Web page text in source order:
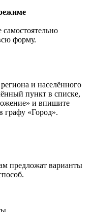
форму.
и населённого
пункт в списке,
и впишите
графу «Город».
предложат варианты